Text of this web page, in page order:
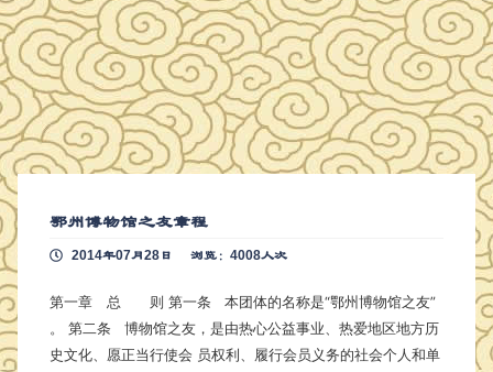
鄂州博物馆之友章程
2014年07月28日 浏览：4008人次
第一章 总 则 第一条 本团体的名称是“鄂州博物馆之友”
。 第二条 博物馆之友，是由热心公益事业、热爱地区地方历
史文化、愿正当行使会 员权利、履行会员义务的社会个人和单